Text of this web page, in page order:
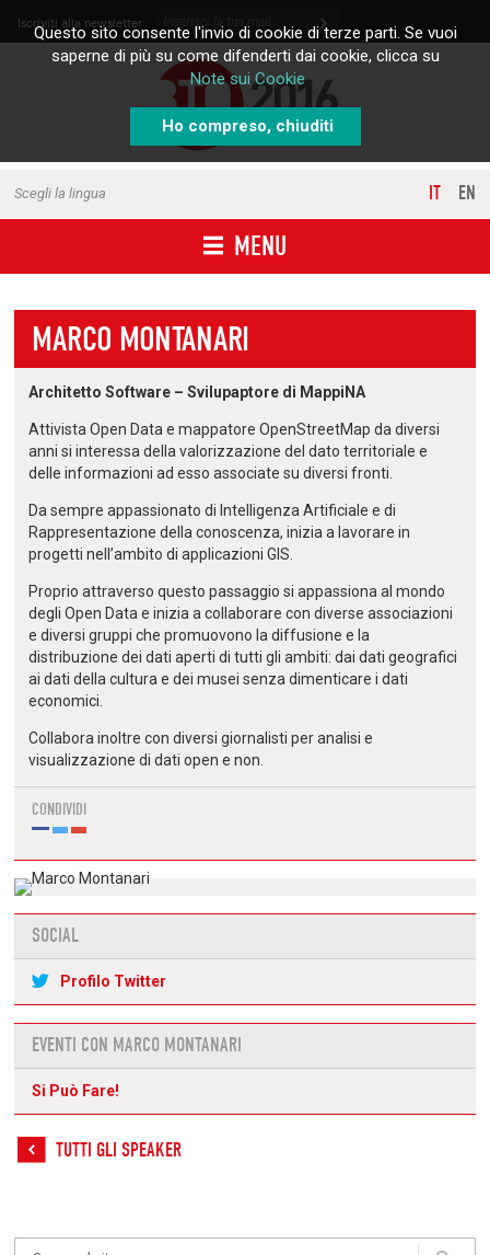
Skip to content
Iscriviti alla newsletter
MENU
Scegli la lingua IT EN
MARCO MONTANARI
Architetto Software – Svilupaptore di MappiNA
Attivista Open Data e mappatore OpenStreetMap da diversi
anni si interessa della valorizzazione del dato territoriale e
delle informazioni ad esso associate su diversi fronti.
Da sempre appassionato di Intelligenza Artificiale e di
Rappresentazione della conoscenza, inizia a lavorare in
progetti nell’ambito di applicazioni GIS.
Proprio attraverso questo passaggio si appassiona al mondo
degli Open Data e inizia a collaborare con diverse associazioni
e diversi gruppi che promuovono la diffusione e la
distribuzione dei dati aperti di tutti gli ambiti: dai dati geografici
ai dati della cultura e dei musei senza dimenticare i dati
economici.
Collabora inoltre con diversi giornalisti per analisi e
visualizzazione di dati open e non.
CONDIVIDI
SOCIAL
Profilo Twitter
EVENTI CON MARCO MONTANARI
Si Può Fare!
TUTTI GLI SPEAKER
Questo sito consente l'invio di cookie di terze parti. Se vuoi
saperne di più su come difenderti dai cookie, clicca su
Note sui Cookie
Ho compreso, chiuditi